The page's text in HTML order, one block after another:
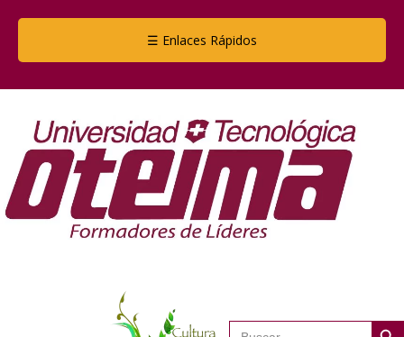
☰ Enlaces Rápidos
Buscar: Botón